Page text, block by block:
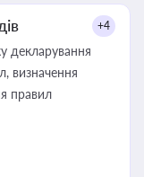
+4
декларування
визначення
правил